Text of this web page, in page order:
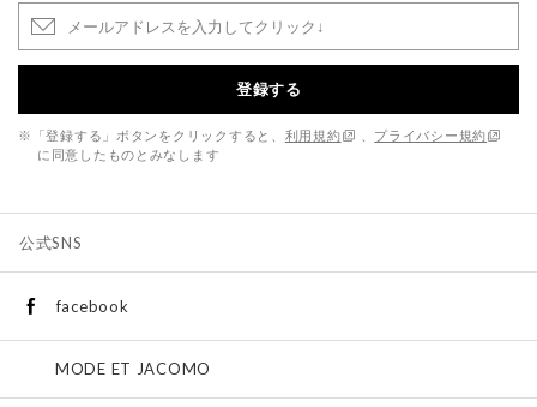
登録する
※「登録する」ボタンをクリックすると、 利用規約
プライバシー規約
に同意したものとみなします
公式SNS
facebook
MODE ET JACOMO